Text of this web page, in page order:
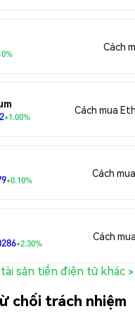
Cách
+1.00%
Cách mua
+0.10%
Cách
+2.30%
Cách
sản tiền điện tử khác >
chối trách nhiệm